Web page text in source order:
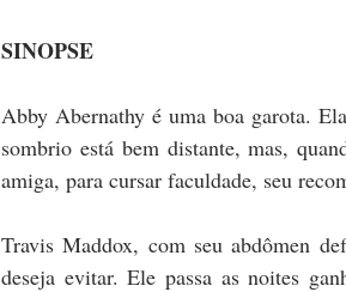
SINOPSE
Abby Abernathy é uma boa garota.
sombrio está bem distante, mas,
amiga, para cursar faculdade, seu
Travis Maddox, com seu abdômen
deseja evitar. Ele passa as noites